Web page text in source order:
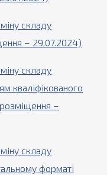
складу
– 29.07.2024)
складу
кваліфікованого
–
складу
форматі